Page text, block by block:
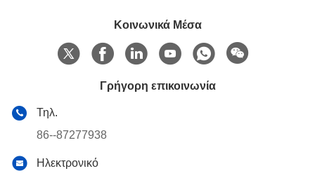
Κοινωνικά Μέσα
Γρήγορη επικοινωνία
Τηλ.
86--87277938
Ηλεκτρονικό